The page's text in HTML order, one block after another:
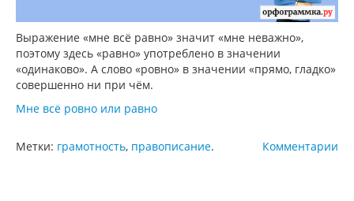
Выражение «мне всё равно» значит «мне неважно»,
поэтому здесь «равно» употреблено в значении
«одинаково». А слово «ровно» в значении «прямо, гладко»
совершенно ни при чём.
Мне всё ровно или равно
Комментарии
Метки: грамотность, правописание.